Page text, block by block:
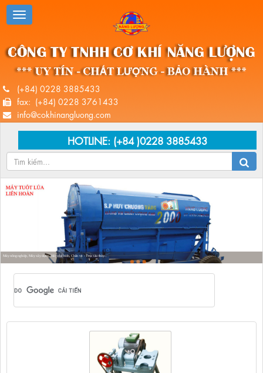
(+84) 0228 3885433
fax: (+84) 0228 3761433
info@cokhinangluong.com
HOTLINE: (+84 )0228 3885433
Máy nông nghiệp, Máy xây dựng, Máy chế biến, Chân vịt - Trục tàu thủy...